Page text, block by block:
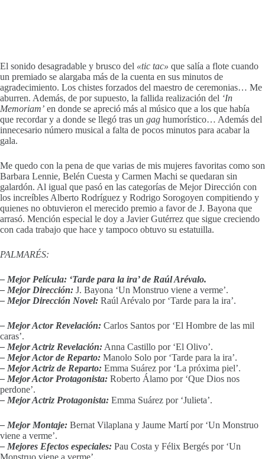
El sonido desagradable y brusco del «tic tac» que salía a flote cuando
un premiado se alargaba más de la cuenta en sus minutos de
agradecimiento. Los chistes forzados del maestro de ceremonias… Me
aburren. Además, de por supuesto, la fallida realización del ‘In
Memoriam’ en donde se apreció más al músico que a los que había
que recordar y a donde se llegó tras un gag humorístico… Además del
innecesario número musical a falta de pocos minutos para acabar la
gala.
Me quedo con la pena de que varias de mis mujeres favoritas como son
Barbara Lennie, Belén Cuesta y Carmen Machi se quedaran sin
galardón. Al igual que pasó en las categorías de Mejor Dirección con
los increíbles Alberto Rodríguez y Rodrigo Sorogoyen compitiendo y
quienes no obtuvieron el merecido premio a favor de J. Bayona que
arrasó. Mención especial le doy a Javier Gutérrez que sigue creciendo
con cada trabajo que hace y tampoco obtuvo su estatuilla.
PALMARÉS:
– Mejor Película: ‘Tarde para la ira’ de Raúl Arévalo.
– Mejor Dirección: J. Bayona ‘Un Monstruo viene a verme’.
– Mejor Dirección Novel: Raúl Arévalo por ‘Tarde para la ira’.
– Mejor Actor Revelación: Carlos Santos por ‘El Hombre de las mil
caras’.
– Mejor Actriz Revelación: Anna Castillo por ‘El Olivo’.
– Mejor Actor de Reparto: Manolo Solo por ‘Tarde para la ira’.
– Mejor Actriz de Reparto: Emma Suárez por ‘La próxima piel’.
– Mejor Actor Protagonista: Roberto Álamo por ‘Que Dios nos
perdone’.
– Mejor Actriz Protagonista: Emma Suárez por ‘Julieta’.
– Mejor Montaje: Bernat Vilaplana y Jaume Martí por ‘Un Monstruo
viene a verme’.
– Mejores Efectos especiales: Pau Costa y Félix Bergés por ‘Un
Monstruo viene a verme’.